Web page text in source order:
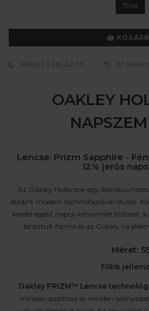
1Size
OAKLEY
Lencse: Prizm Sapphire -
12% (erős
Az Oakley Holbrook egy ikonikus
dizájnt modern technológiával ötvözi.
kerete egész napos kényelmet biztosít,
letisztult forma és az Oakley-ra
Méret:
Főbb
Oakley PRIZM™ Lencse
minden sporthoz és minden